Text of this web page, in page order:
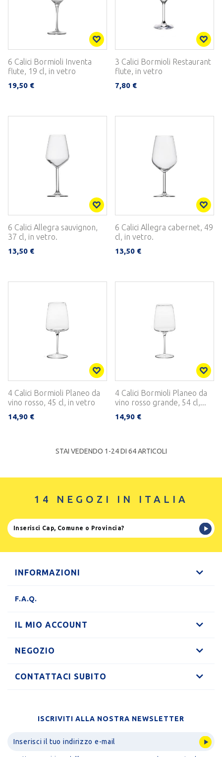
6 Calici Bormioli Inventa
flute, 19 cl, in vetro
19,50 €
3 Calici Bormioli Restaurant
flute, in vetro
7,80 €
6 Calici Allegra sauvignon,
37 cl, in vetro.
13,50 €
6 Calici Allegra cabernet, 49
cl, in vetro.
13,50 €
4 Calici Bormioli Planeo da
vino rosso, 45 cl, in vetro
14,90 €
4 Calici Bormioli Planeo da
vino rosso grande, 54 cl,...
14,90 €
STAI VEDENDO 1-24DI 64 ARTICOLI
14 NEGOZI IN ITALIA
INFORMAZIONI
F.A.Q.
IL MIO ACCOUNT
NEGOZIO
CONTATTACI SUBITO
ISCRIVITI ALLA NOSTRA NEWSLETTER